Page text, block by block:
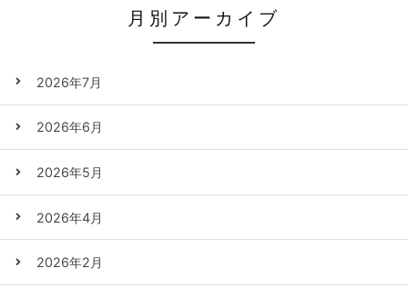
月別アーカイブ
2026年7月
2026年6月
2026年5月
2026年4月
2026年2月